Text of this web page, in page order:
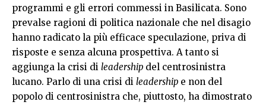
programmi e gli errori commessi in Basilicata. Sono
prevalse ragioni di politica nazionale che nel disagio
hanno radicato la più efficace speculazione, priva di
risposte e senza alcuna prospettiva. A tanto si
aggiunga la crisi di leadership del centrosinistra
lucano. Parlo di una crisi di leadership e non del
popolo di centrosinistra che, piuttosto, ha dimostrato